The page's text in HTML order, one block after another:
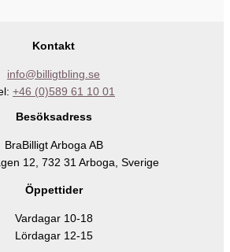
Kontakt
info@billigtbling.se
+46 (0)589 61 10 01
Besöksadress
BraBilligt Arboga AB
12, 732 31 Arboga, Sverige
Öppettider
Vardagar 10-18
Lördagar 12-15